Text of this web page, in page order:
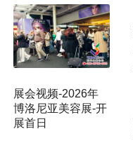
展会视频-2026年
博洛尼亚美容展-开
展首日